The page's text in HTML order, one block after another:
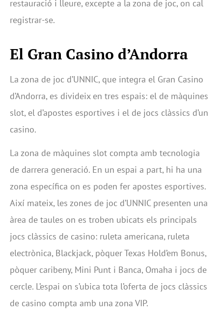
restauració i lleure, excepte a la zona de joc, on cal
registrar-se.
El Gran Casino d’Andorra
La zona de joc d’UNNIC, que integra el Gran Casino
d’Andorra, es divideix en tres espais: el de màquines
slot, el d’apostes esportives i el de jocs clàssics d’un
casino.
La zona de màquines slot compta amb tecnologia
de darrera generació. En un espai a part, hi ha una
zona específica on es poden fer apostes esportives.
Així mateix, les zones de joc d’UNNIC presenten una
àrea de taules on es troben ubicats els principals
jocs clàssics de casino: ruleta americana, ruleta
electrònica, Blackjack, pòquer Texas Hold’em Bonus,
pòquer caribeny, Mini Punt i Banca, Omaha i jocs de
cercle. L’espai on s’ubica tota l’oferta de jocs clàssics
de casino compta amb una zona VIP.